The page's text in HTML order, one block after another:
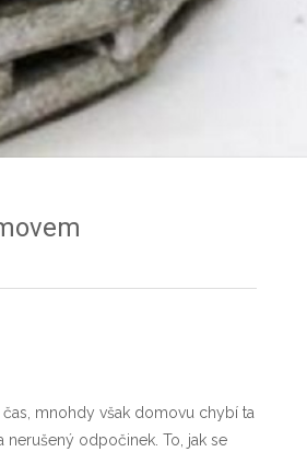
mnohdy však domovu chybí ta
odpočinek. To, jak se